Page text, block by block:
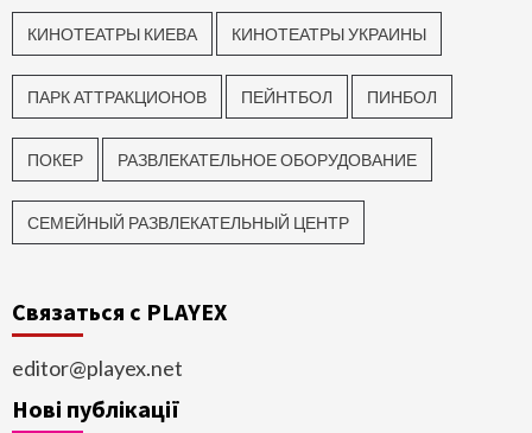
КИНОТЕАТРЫ КИЕВА КИНОТЕАТРЫ УКРАИНЫ
ПАРК АТТРАКЦИОНОВ ПЕЙНТБОЛ ПИНБОЛ
ПОКЕР РАЗВЛЕКАТЕЛЬНОЕ ОБОРУДОВАНИЕ
СЕМЕЙНЫЙ РАЗВЛЕКАТЕЛЬНЫЙ ЦЕНТР
Связаться с PLAYEX
editor@playex.net
Нові публікації